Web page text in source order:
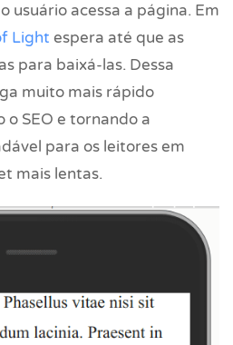
usuário acessa a página. Em
Light espera até que as
para baixá-las. Dessa
muito mais rápido
o SEO e tornando a
para os leitores em
mais lentas.